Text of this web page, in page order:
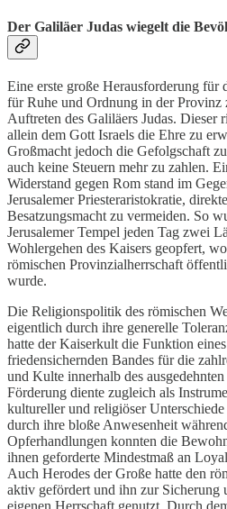
Der Galiläer Judas wiegelt die
Eine erste große Herausforderung für
für Ruhe und Ordnung in der Provinz
Auftreten des Galiläers Judas. Dieser
allein dem Gott Israels die Ehre zu
Großmacht jedoch die Gefolgschaft
auch keine Steuern mehr zu zahlen.
Widerstand gegen Rom stand im
Jerusalemer Priesteraristokratie,
Besatzungsmacht zu vermeiden. So
Jerusalemer Tempel jeden Tag zwei
Wohlergehen des Kaisers geopfert,
römischen Provinzialherrschaft
wurde.
Die Religionspolitik des römischen
eigentlich durch ihre generelle
hatte der Kaiserkult die Funktion
friedensichernden Bandes für die
und Kulte innerhalb des
Förderung diente zugleich als
kultureller und religiöser
durch ihre bloße Anwesenheit
Opferhandlungen konnten die
ihnen geforderte Mindestmaß an
Auch Herodes der Große hatte den
aktiv gefördert und ihn zur Sicherung
eigenen Herrschaft genutzt. Durch